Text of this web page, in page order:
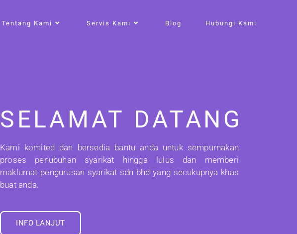
Tentang Kami Servis Kami Blog Hubungi Kami
SELAMAT DATANG
Kami komited dan bersedia bantu anda untuk sempurnakan
proses penubuhan syarikat hingga lulus dan memberi
maklumat pengurusan syarikat sdn bhd yang secukupnya khas
buat anda.
INFO LANJUT